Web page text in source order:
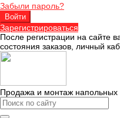
Забыли пароль?
Зарегистрироваться
После регистрации на сайте
состояния заказов, личный
Продажа и монтаж